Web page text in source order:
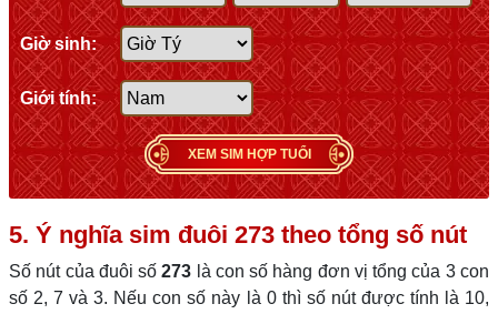
Giờ sinh:
Giới tính:
XEM SIM HỢP TUỔI
5. Ý nghĩa sim đuôi 273 theo tổng số nút
Số nút của đuôi số273 là con số hàng đơn vị tổng của 3 con
số 2, 7 và 3. Nếu con số này là 0 thì số nút được tính là 10,